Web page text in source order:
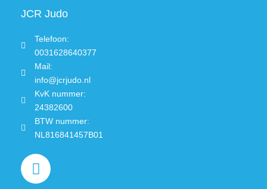
JCR Judo
Telefoon:
0031628640377
Mail:
info@jcrjudo.nl
KvK nummer:
24382600
BTW nummer:
NL816841457B01